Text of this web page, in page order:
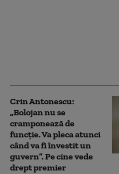
Crin Antonescu:
„Bolojan nu se
cramponează de
funcție. Va pleca atunci
când va fi învestit un
guvern”. Pe cine vede
drept premier